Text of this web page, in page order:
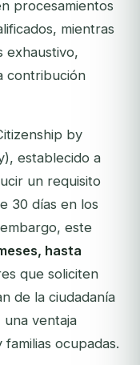
procesamientos
mientras
exhaustivo,
contribución
by
establecido a
un requisito
30 días en los
este
hasta
que soliciten
de la ciudadanía
una ventaja
ocupadas.